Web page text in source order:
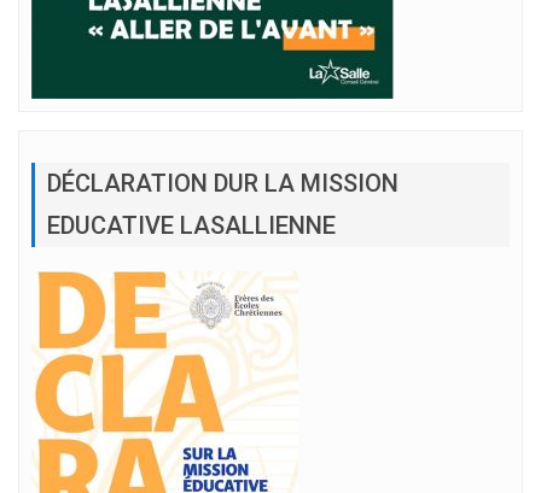
DÉCLARATION DUR LA MISSION
EDUCATIVE LASALLIENNE